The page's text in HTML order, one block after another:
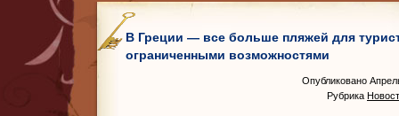
В Греции — все больше пляжей для
ограниченными возможностями
Опубликовано
Рубрика